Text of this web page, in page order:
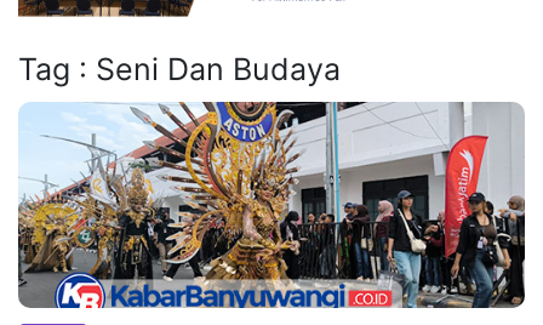
Tag : Seni Dan Budaya